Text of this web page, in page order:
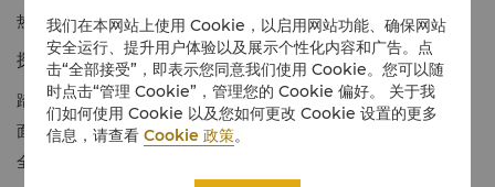
热线电话 1 866 565 5050
探寻真韵，童趣启程
踏入「游侠队家庭客房」 ，开启一场童心探珍的家庭之旅。在这方
面向锦江的私享天地，将成都的城市故事融入游戏跃然眼前，等待
全家一同探寻。
我们在本网站上使用 Cookie，以启用网站功能、确保网站
安全运行、提升用户体验以及展示个性化内容和广告。点
击“全部接受”，即表示您同意我们使用 Cookie。您可以随
时点击“管理 Cookie”，管理您的 Cookie 偏好。 关于我
们如何使用 Cookie 以及您如何更改 Cookie 设置的更多
信息，请查看Cookie 政策。